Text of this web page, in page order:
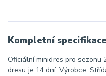
Kompletní specifikace
Oficiální minidres pro sezonu
dresu je 14 dní. Výrobce: